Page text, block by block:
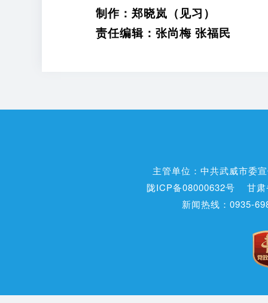
制作：郑晓岚 （见习 ）
责任编辑：张尚梅 张福民
主管单位：中共武威市委
陇ICP备08000632号
甘
新闻热线：0935-